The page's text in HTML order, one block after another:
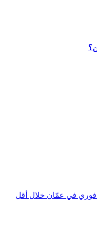
في عمّان خلال أقل